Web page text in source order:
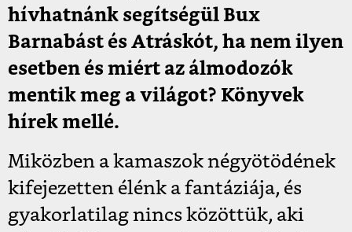
hívhatnánk segítségül Bux
Barnabást és Atráskót, ha nem ilyen
esetben és miért az álmodozók
mentik meg a világot? Könyvek
hírek mellé.
Miközben a kamaszok négyötödének
kifejezetten élénk a fantáziája, és
gyakorlatilag nincs közöttük, aki